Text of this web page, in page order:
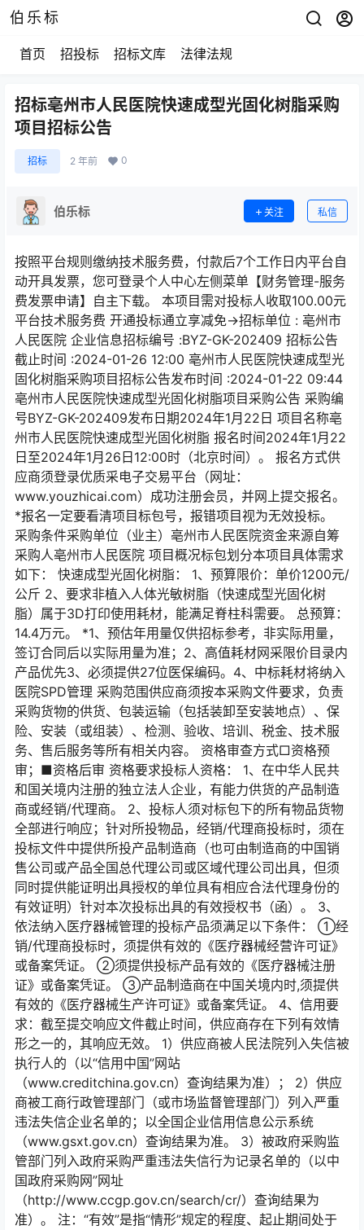
伯乐标
首页 招投标 招标文库 法律法规
招标亳州市人民医院快速成型光固化树脂采购
项目招标公告
招标 2 年前 0
伯乐标 关注 私信
按照平台规则缴纳技术服务费，付款后7个工作日内平台自
动开具发票，您可登录个人中心左侧菜单【财务管理-服务
费发票申请】自主下载。 本项目需对投标人收取100.00元
平台技术服务费 开通投标通立享减免→招标单位 : 亳州市
人民医院 企业信息招标编号 :BYZ-GK-202409 招标公告
截止时间 :2024-01-26 12:00 亳州市人民医院快速成型光
固化树脂采购项目招标公告发布时间 :2024-01-22 09:44
亳州市人民医院快速成型光固化树脂项目采购公告 采购编
号BYZ-GK-202409发布日期2024年1月22日 项目名称亳
州市人民医院快速成型光固化树脂 报名时间2024年1月22
日至2024年1月26日12:00时（北京时间）。 报名方式供
应商须登录优质采电子交易平台（网址：
www.youzhicai.com）成功注册会员，并网上提交报名。
*报名一定要看清项目标包号，报错项目视为无效投标。
采购条件采购单位（业主）亳州市人民医院资金来源自筹
采购人亳州市人民医院 项目概况标包划分本项目具体需求
如下： 快速成型光固化树脂： 1、预算限价：单价1200元/
公斤 2、要求非植入人体光敏树脂（快速成型光固化树
脂）属于3D打印使用耗材，能满足脊柱科需要。 总预算：
14.4万元。 *1、预估年用量仅供招标参考，非实际用量，
签订合同后以实际用量为准；2、高值耗材网采限价目录内
产品优先3、必须提供27位医保编码。4、中标耗材将纳入
医院SPD管理 采购范围供应商须按本采购文件要求，负责
采购货物的供货、包装运输（包括装卸至安装地点）、保
险、安装（或组装）、检测、验收、培训、税金、技术服
务、售后服务等所有相关内容。 资格审查方式□资格预
审；■资格后审 资格要求投标人资格： 1、在中华人民共
和国关境内注册的独立法人企业，有能力供货的产品制造
商或经销/代理商。 2、投标人须对标包下的所有物品货物
全部进行响应；针对所投物品，经销/代理商投标时，须在
投标文件中提供所投产品制造商（也可由制造商的中国销
售公司或产品全国总代理公司或区域代理公司出具，但须
同时提供能证明出具授权的单位具有相应合法代理身份的
有效证明）针对本次投标出具的有效授权书（函）。 3、
依法纳入医疗器械管理的投标产品须满足以下条件： ①经
销/代理商投标时，须提供有效的《医疗器械经营许可证》
或备案凭证。 ②须提供投标产品有效的《医疗器械注册
证》或备案凭证。 ③产品制造商在中国关境内时,须提供
有效的《医疗器械生产许可证》或备案凭证。 4、信用要
求：截至提交响应文件截止时间，供应商存在下列有效情
形之一的，其响应无效。 1）供应商被人民法院列入失信被
执行人的（以“信用中国”网站
（www.creditchina.gov.cn）查询结果为准）； 2）供应
商被工商行政管理部门（或市场监督管理部门）列入严重
违法失信企业名单的；以全国企业信用信息公示系统
（www.gsxt.gov.cn）查询结果为准。 3）被政府采购监
管部门列入政府采购严重违法失信行为记录名单的（以中
国政府采购网”网址
（http://www.ccgp.gov.cn/search/cr/）查询结果为
准）。 注：“有效”是指“情形”规定的程度、起止期间处于